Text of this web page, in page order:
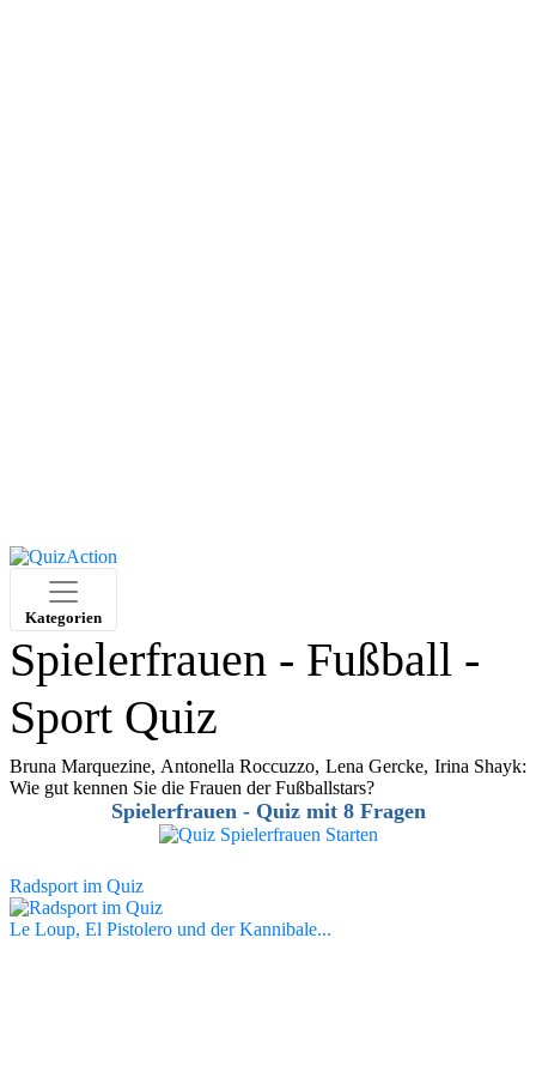
Kategorien
Spielerfrauen - Fußball -
Sport Quiz
Bruna Marquezine, Antonella Roccuzzo, Lena Gercke, Irina Shayk:
Wie gut kennen Sie die Frauen der Fußballstars?
Spielerfrauen - Quiz mit 8 Fragen
Radsport im Quiz
Le Loup, El Pistolero und der Kannibale...